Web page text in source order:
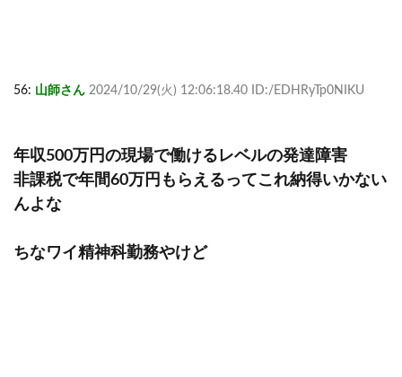
56: 山師さん 2024/10/29(火) 12:06:18.40 ID:/EDHRyTp0NIKU
年収500万円の現場で働けるレベルの発達障害
非課税で年間60万円もらえるってこれ納得いかない
んよな
ちなワイ精神科勤務やけど